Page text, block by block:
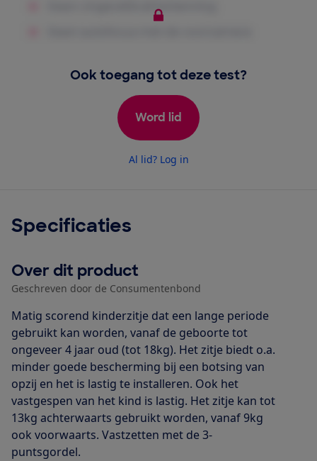
Ook toegang tot deze test?
Word lid
Al lid? Log in
Specificaties
Over dit product
Geschreven door de Consumentenbond
Matig scorend kinderzitje dat een lange periode
gebruikt kan worden, vanaf de geboorte tot
ongeveer 4 jaar oud (tot 18kg). Het zitje biedt o.a.
minder goede bescherming bij een botsing van
opzij en het is lastig te installeren. Ook het
vastgespen van het kind is lastig. Het zitje kan tot
13kg achterwaarts gebruikt worden, vanaf 9kg
ook voorwaarts. Vastzetten met de 3-
puntsgordel.